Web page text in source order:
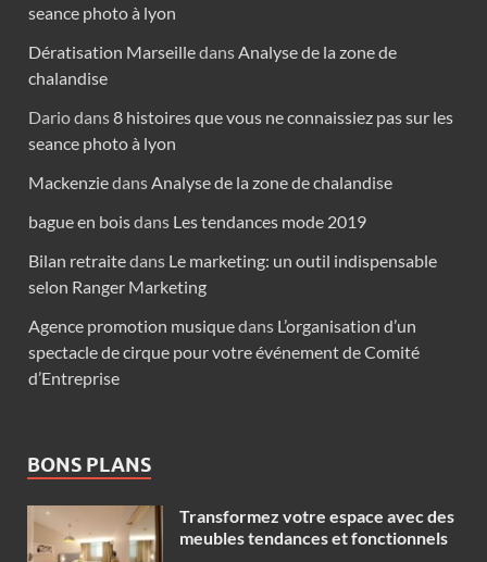
seance photo à lyon
Dératisation MarseilledansAnalyse de la zone de
chalandise
Dariodans8 histoires que vous ne connaissiez pas sur les
seance photo à lyon
MackenziedansAnalyse de la zone de chalandise
bague en boisdans Les tendances mode 2019
Bilan retraitedans Le marketing: un outil indispensable
selon Ranger Marketing
Agence promotion musiquedans L’organisation d’un
spectacle de cirque pour votre événement de Comité
d’Entreprise
BONS PLANS
Transformez votre espace avec des
meubles tendances et fonctionnels